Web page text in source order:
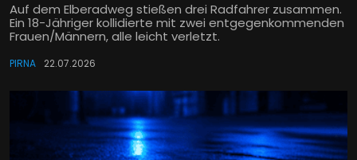
Auf dem Elberadweg stießen drei Radfahrer zusammen.
Ein 18-Jähriger kollidierte mit zwei entgegenkommenden
Frauen/Männern, alle leicht verletzt.
PIRNA 22.07.2026